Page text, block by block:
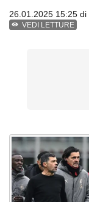
26.01.2025 15:25 di
VEDI LETTURE